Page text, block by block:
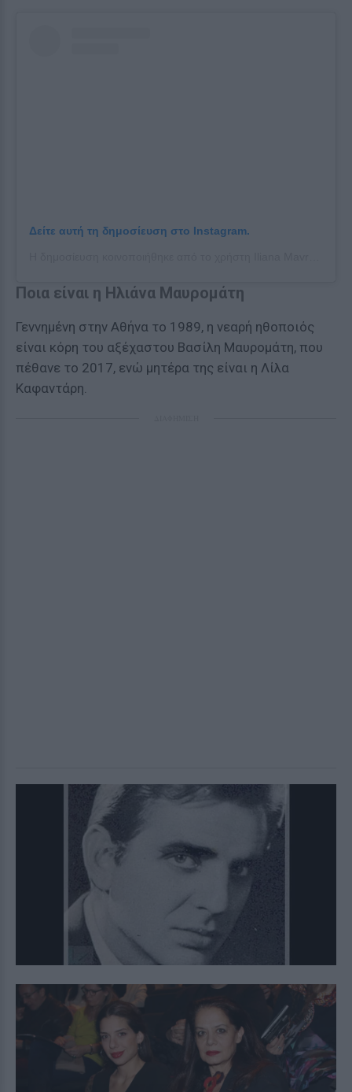
Δείτε αυτή τη δημοσίευση στο Instagram.
Ποια είναι η Ηλιάνα Μαυρομάτη
Γεννημένη στην Αθήνα το 1989, η νεαρή ηθοποιός
είναι κόρη του αξέχαστου Βασίλη Μαυρομάτη, που
πέθανε το 2017, ενώ μητέρα της είναι η Λίλα
Καφαντάρη.